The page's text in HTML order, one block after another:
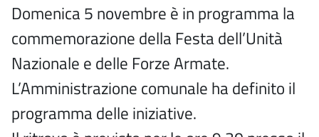
Domenica 5 novembre è in programma la
commemorazione della Festa dell’Unità
Nazionale e delle Forze Armate.
L’Amministrazione comunale ha definito il
programma delle iniziative.